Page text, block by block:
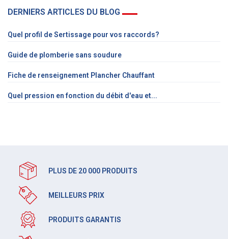
DERNIERS ARTICLES DU BLOG
Quel profil de Sertissage pour vos raccords?
Guide de plomberie sans soudure
Fiche de renseignement Plancher Chauffant
Quel pression en fonction du débit d'eau et...
PLUS DE 20 000 PRODUITS
MEILLEURS PRIX
PRODUITS GARANTIS